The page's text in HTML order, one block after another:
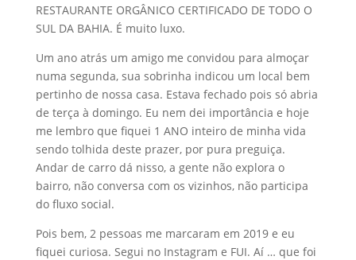
RESTAURANTE ORGÂNICO CERTIFICADO DE TODO O
SUL DA BAHIA. É muito luxo.
Um ano atrás um amigo me convidou para almoçar
numa segunda, sua sobrinha indicou um local bem
pertinho de nossa casa. Estava fechado pois só abria
de terça à domingo. Eu nem dei importância e hoje
me lembro que fiquei 1 ANO inteiro de minha vida
sendo tolhida deste prazer, por pura preguiça.
Andar de carro dá nisso, a gente não explora o
bairro, não conversa com os vizinhos, não participa
do fluxo social.
Pois bem, 2 pessoas me marcaram em 2019 e eu
fiquei curiosa. Segui no Instagram e FUI. Aí … que foi